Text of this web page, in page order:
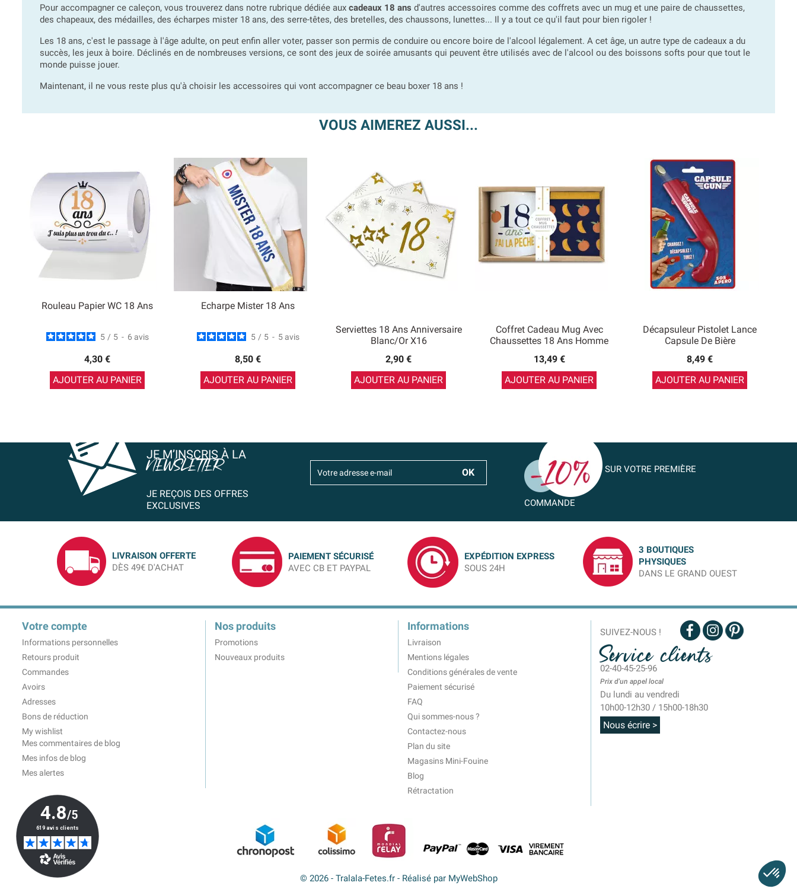
Pour accompagner ce caleçon, vous trouverez dans notre rubrique dédiée aux cadeaux 18 ans d'autres accessoires comme des coffrets avec un mug et une paire de chaussettes,
des chapeaux, des médailles, des écharpes mister 18 ans, des serre-têtes, des bretelles, des chaussons, lunettes... Il y a tout ce qu'il faut pour bien rigoler !
Les 18 ans, c'est le passage à l'âge adulte, on peut enfin aller voter, passer son permis de conduire ou encore boire de l'alcool légalement. A cet âge, un autre type de cadeaux a du
succès, les jeux à boire. Déclinés en de nombreuses versions, ce sont des jeux de soirée amusants qui peuvent être utilisés avec de l'alcool ou des boissons softs pour que tout le
monde puisse jouer.
Maintenant, il ne vous reste plus qu'à choisir les accessoires qui vont accompagner ce beau boxer 18 ans !
VOUS AIMEREZ AUSSI...
Rouleau Papier WC 18 Ans
5 / 5 - 6 avis
4,30 €
AJOUTER AU PANIER
Echarpe Mister 18 Ans
5 / 5 - 5 avis
8,50 €
AJOUTER AU PANIER
Serviettes 18 Ans Anniversaire
Blanc/Or X16
2,90 €
AJOUTER AU PANIER
Coffret Cadeau Mug Avec
Chaussettes 18 Ans Homme
13,49 €
AJOUTER AU PANIER
Décapsuleur Pistolet Lance
Capsule De Bière
8,49 €
AJOUTER AU PANIER
JE M’INSCRIS À LA
NEWSLETTER
JE REÇOIS DES OFFRES
EXCLUSIVES
SUR VOTRE PREMIÈRE
COMMANDE
LIVRAISON OFFERTE
DÈS 49€ D'ACHAT
PAIEMENT SÉCURISÉ
AVEC CB ET PAYPAL
EXPÉDITION EXPRESS
SOUS 24H
3 BOUTIQUES
PHYSIQUES
DANS LE GRAND OUEST
Votre compte
Informations personnelles
Retours produit
Commandes
Avoirs
Adresses
Bons de réduction
My wishlist
Mes commentaires de blog
Mes infos de blog
Mes alertes
Nos produits
Promotions
Nouveaux produits
Informations
Livraison
Mentions légales
Conditions générales de vente
Paiement sécurisé
FAQ
Qui sommes-nous ?
Contactez-nous
Plan du site
Magasins Mini-Fouine
Blog
Rétractation
SUIVEZ-NOUS !
Service clients
02-40-45-25-96
Prix d'un appel local
Du lundi au vendredi
10h00-12h30 / 15h00-18h30
Nous écrire >
© 2026 - Tralala-Fetes.fr - Réalisé par MyWebShop